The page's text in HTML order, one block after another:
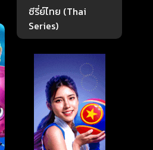
ซีรี่ย์ไทย (Thai
Series)